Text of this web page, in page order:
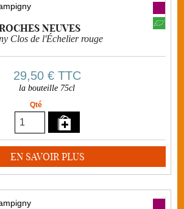
NEUVES
Clos de l'Échelier rouge
29,50 €TTC
la bouteille 75cl
Qté
EN SAVOIR PLUS